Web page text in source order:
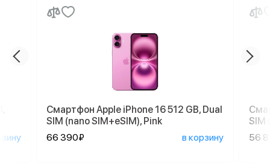
Смартфон Apple iPhone 16 512 GB, Dual
SIM (nano SIM+eSIM), Pink
66 390₽
в корзину
SIM
56